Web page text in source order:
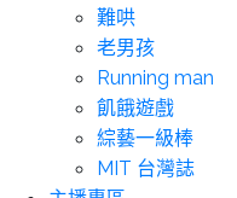
難哄
老男孩
Running man
飢餓遊戲
綜藝一級棒
MIT 台灣誌